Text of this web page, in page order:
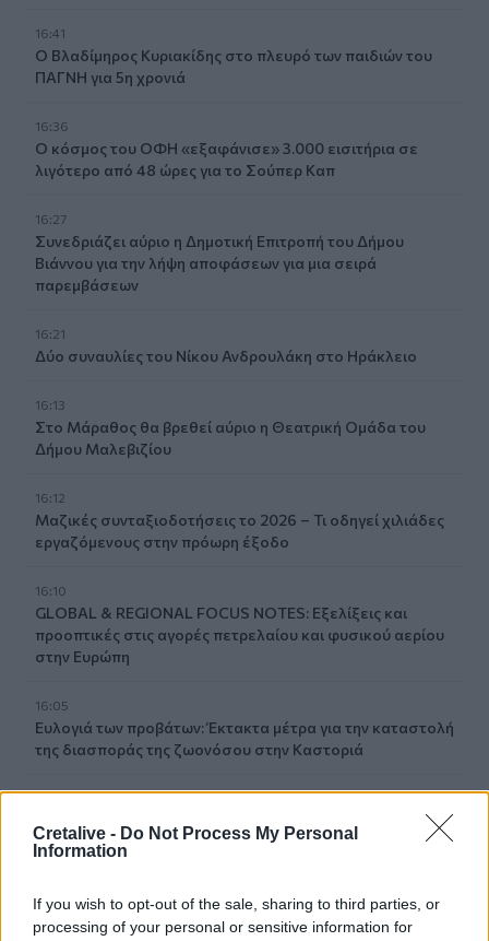
Cretalive - Do Not Process My Personal
Information
If you wish to opt-out of the sale, sharing to third parties, or
processing of your personal or sensitive information for
16:41
Ο Βλαδίμηρος Κυριακίδης στο πλευρό των παιδιών του
ΠΑΓΝΗ για 5η χρονιά
16:36
Ο κόσμος του ΟΦΗ «εξαφάνισε» 3.000 εισιτήρια σε
λιγότερο από 48 ώρες για το Σούπερ Καπ
16:27
Συνεδριάζει αύριο η Δημοτική Επιτροπή του Δήμου
Βιάννου για την λήψη αποφάσεων για μια σειρά
παρεμβάσεων
16:21
Δύο συναυλίες του Νίκου Ανδρουλάκη στο Ηράκλειο
16:13
Στο Μάραθος θα βρεθεί αύριο η Θεατρική Ομάδα του
Δήμου Μαλεβιζίου
16:12
Μαζικές συνταξιοδοτήσεις το 2026 – Τι οδηγεί χιλιάδες
εργαζόμενους στην πρόωρη έξοδο
16:10
GLOBAL & REGIONAL FOCUS NOTES: Εξελίξεις και
προοπτικές στις αγορές πετρελαίου και φυσικού αερίου
στην Ευρώπη
16:05
Ευλογιά των προβάτων: Έκτακτα μέτρα για την καταστολή
της διασποράς της ζωονόσου στην Καστοριά
16:00
Χανιά: Νέα στοιχεία για την 75χρονη που βρέθηκε νεκρή -
Είχε μεταφερθεί στο Α.Τ πριν την εξαφάνιση της
Σούπερ Καπ: Ελεύθερη η πώληση των εισιτηρίων για τον
κόσμο του ΟΦΗ